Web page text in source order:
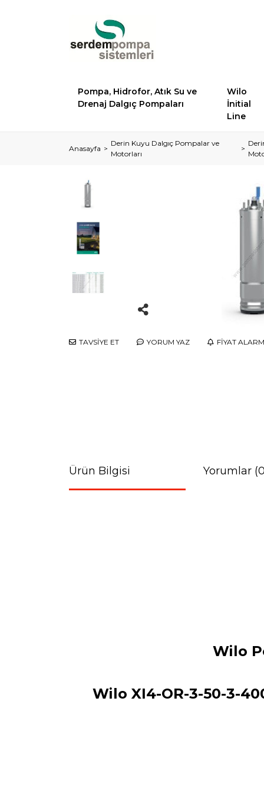
Pompa, Hidrofor, Atık Su ve
Drenaj Dalgıç Pompaları
Wilo
İnitial
Line
Anasayfa
Derin Kuyu Dalgıç Pompalar ve
Motorları
TAVSİYE ET YORUM YAZ FİYAT
Ürün Bilgisi Yorumlar
Wilo
Wilo XI4-OR-3-50-3-